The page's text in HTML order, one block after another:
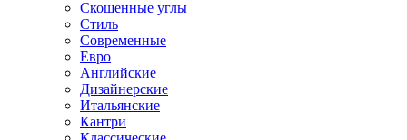
Скошенные углы
Стиль
Современные
Евро
Английские
Дизайнерские
Итальянские
Кантри